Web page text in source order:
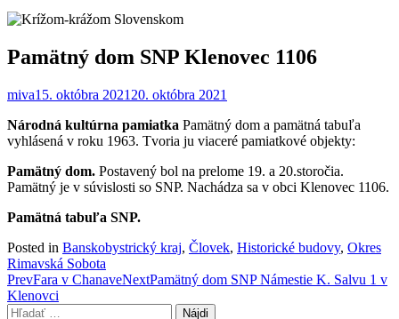
Pamätný dom SNP Klenovec 1106
miva15. októbra 2021 20. októbra 2021
Národná kultúrna pamiatka Pamätný dom a pamätná tabuľa
vyhlásená v roku 1963. Tvoria ju viaceré pamiatkové objekty:
Pamätný dom. Postavený bol na prelome 19. a 20.storočia.
Pamätný je v súvislosti so SNP. Nachádza sa v obci Klenovec 1106.
Pamätná tabuľa SNP.
Posted in Banskobystrický kraj, Človek, Historické budovy, Okres
Rimavská Sobota
Post
navigation
PrevFara v ChanaveNextPamätný dom SNP Námestie K. Salvu 1 v
Klenovci
Hľadať: